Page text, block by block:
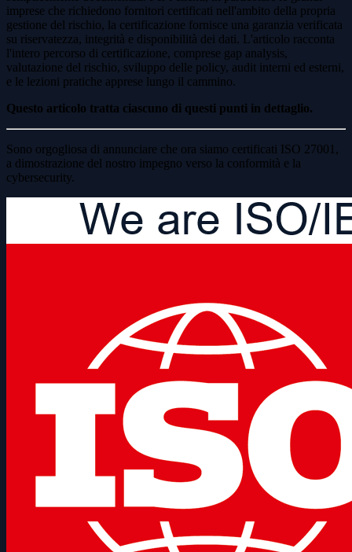
imprese che richiedono fornitori certificati nell'ambito della propria
gestione del rischio, la certificazione fornisce una garanzia verificata
su riservatezza, integrità e disponibilità dei dati. L'articolo racconta
l'intero percorso di certificazione, comprese gap analysis,
valutazione del rischio, sviluppo delle policy, audit interni ed esterni,
e le lezioni pratiche apprese lungo il cammino.
Questo articolo tratta ciascuno di questi punti in dettaglio.
Sono orgogliosa di annunciare che ora siamo certificati ISO 27001,
a dimostrazione del nostro impegno verso la conformità e la
cybersecurity.